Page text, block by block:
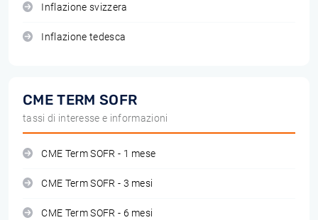
Inflazione svizzera
Inflazione tedesca
CME TERM SOFR
tassi di interesse e informazioni
CME Term SOFR - 1 mese
CME Term SOFR - 3 mesi
CME Term SOFR - 6 mesi